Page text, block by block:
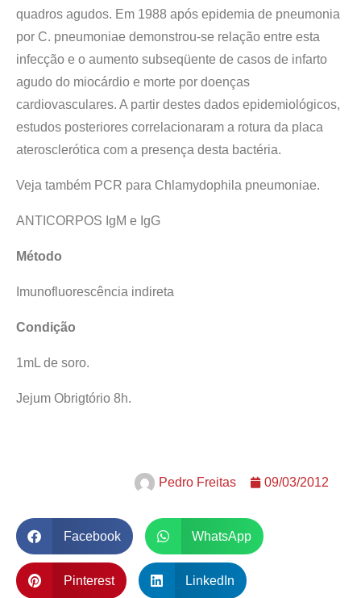
quadros agudos. Em 1988 após epidemia de pneumonia
por C. pneumoniae demonstrou-se relação entre esta
infecção e o aumento subseqüente de casos de infarto
agudo do miocárdio e morte por doenças
cardiovasculares. A partir destes dados epidemiológicos,
estudos posteriores correlacionaram a rotura da placa
aterosclerótica com a presença desta bactéria.
Veja também PCR para Chlamydophila pneumoniae.
ANTICORPOS IgM e IgG
Método
Imunofluorescência indireta
Condição
1mL de soro.
Jejum Obrigtório 8h.
Pedro Freitas 09/03/2012
Facebook WhatsApp
Pinterest LinkedIn